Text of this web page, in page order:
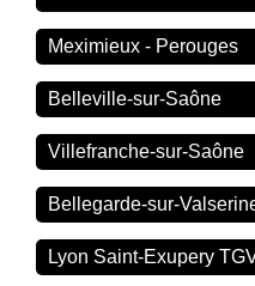
Meximieux - Perouges
Belleville-sur-Saône
Villefranche-sur-Saône
Bellegarde-sur-
Lyon Saint-Exupery